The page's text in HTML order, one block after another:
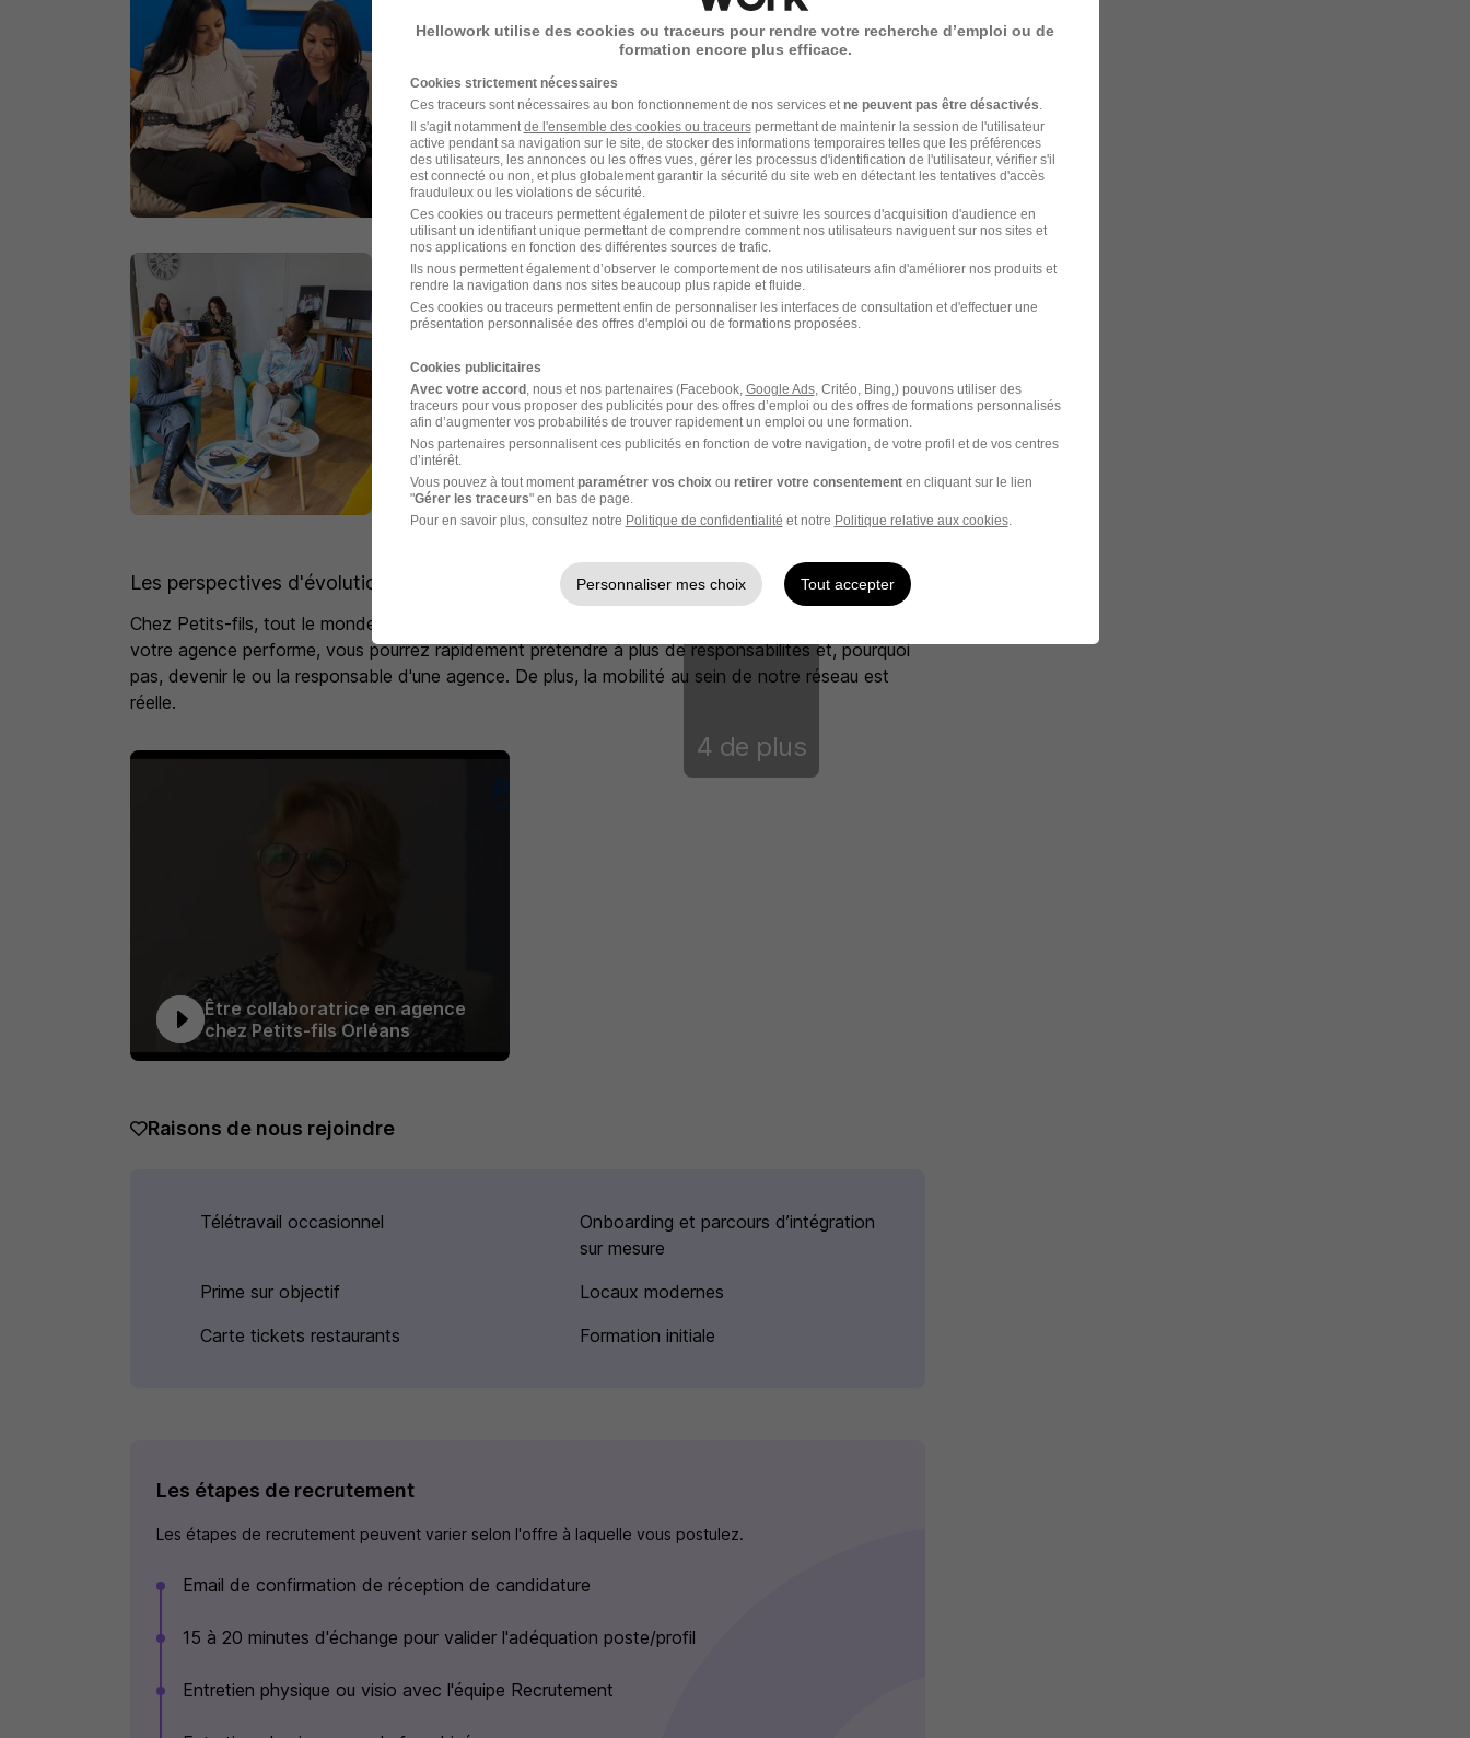
4 de plus
Les perspectives d'évolution :
Chez Petits-fils, tout le monde est impacté positivement par la très forte croissance du réseau. Si
votre agence performe, vous pourrez rapidement prétendre à plus de responsabilités et, pourquoi
pas, devenir le ou la responsable d'une agence. De plus, la mobilité au sein de notre réseau est
réelle.
Être collaboratrice en agence
chez Petits-fils Orléans
Raisons de nous rejoindre
Télétravail occasionnel
Onboarding et parcours d’intégration
sur mesure
Prime sur objectif
Locaux modernes
Carte tickets restaurants
Formation initiale
Les étapes de recrutement
Les étapes de recrutement peuvent varier selon l'offre à laquelle vous postulez.
Email de confirmation de réception de candidature
15 à 20 minutes d'échange pour valider l'adéquation poste/profil
Entretien physique ou visio avec l'équipe Recrutement
Hellowork utilise des cookies ou traceurs pour rendre votre recherche d’emploi ou de
formation encore plus efficace.
Cookies strictement nécessaires
Ces traceurs sont nécessaires au bon fonctionnement de nos services et ne peuvent pas être désactivés
Il s'agit notamment de l'ensemble des cookies ou traceurspermettant de maintenir la session de l'utilisateur
active pendant sa navigation sur le site, de stocker des informations temporaires telles que les préférences
des utilisateurs, les annonces ou les offres vues, gérer les processus d'identification de l'utilisateur, vérifier s'il
est connecté ou non, et plus globalement garantir la sécurité du site web en détectant les tentatives d'accès
frauduleux ou les violations de sécurité.
Ces cookies ou traceurs permettent également de piloter et suivre les sources d'acquisition d'audience en
utilisant un identifiant unique permettant de comprendre comment nos utilisateurs naviguent sur nos sites et
nos applications en fonction des différentes sources de trafic.
Ils nous permettent également d’observer le comportement de nos utilisateurs afin d'améliorer nos produits et
rendre la navigation dans nos sites beaucoup plus rapide et fluide.
Ces cookies ou traceurs permettent enfin de personnaliser les interfaces de consultation et d'effectuer une
présentation personnalisée des offres d'emploi ou de formations proposées.
Cookies publicitaires
Avec votre accord, nous et nos partenaires (Facebook, Google Ads, Critéo, Bing,) pouvons utiliser des
traceurs pour vous proposer des publicités pour des offres d’emploi ou des offres de formations personnalisés
afin d’augmenter vos probabilités de trouver rapidement un emploi ou une formation.
Nos partenaires personnalisent ces publicités en fonction de votre navigation, de votre profil et de vos centres
d’intérêt.
Vous pouvez à tout moment paramétrer vos choix ou retirer votre consentementen cliquant sur le lien
"Gérer les traceurs" en bas de page.
Pour en savoir plus, consultez notre Politique de confidentialité et notre Politique relative aux cookies.
Personnaliser mes choix Tout accepter